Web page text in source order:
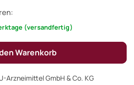
Arzneimittel GmbH & Co. KG
(versandfertig)
Warenkorb